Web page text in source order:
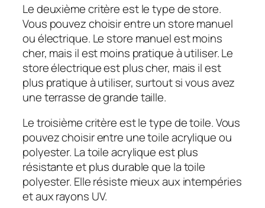
Le deuxième critère est le type de store.
Vous pouvez choisir entre un store manuel
ou électrique. Le store manuel est moins
cher, mais il est moins pratique à utiliser. Le
store électrique est plus cher, mais il est
plus pratique à utiliser, surtout si vous avez
une terrasse de grande taille.
Le troisième critère est le type de toile. Vous
pouvez choisir entre une toile acrylique ou
polyester. La toile acrylique est plus
résistante et plus durable que la toile
polyester. Elle résiste mieux aux intempéries
et aux rayons UV.